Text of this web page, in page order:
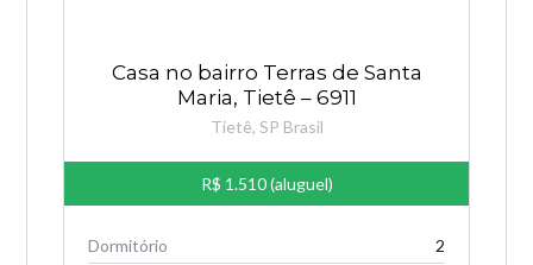
Casa no bairro Terras de Santa
Maria, Tietê – 6911
Tietê, SP Brasil
R$ 1.510 (aluguel)
Dormitório
2